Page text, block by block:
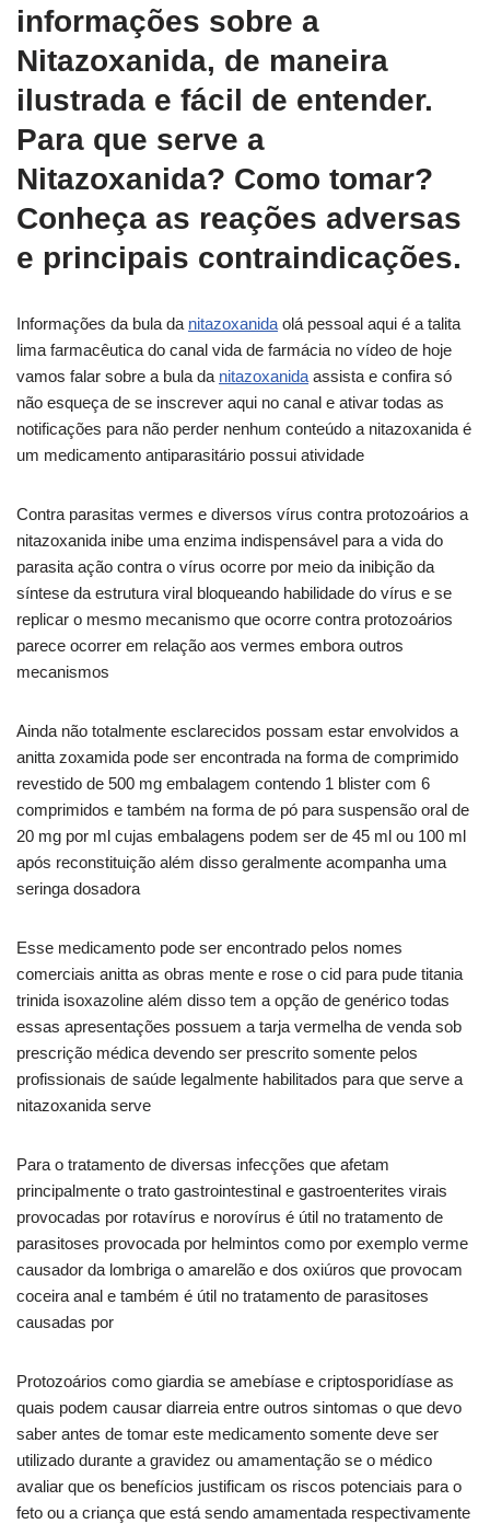
informações sobre a
Nitazoxanida, de maneira
ilustrada e fácil de entender.
Para que serve a
Nitazoxanida? Como tomar?
Conheça as reações adversas
e principais contraindicações.
Informações da bula da nitazoxanida olá pessoal aqui é a talita
lima farmacêutica do canal vida de farmácia no vídeo de hoje
vamos falar sobre a bula da nitazoxanida assista e confira só
não esqueça de se inscrever aqui no canal e ativar todas as
notificações para não perder nenhum conteúdo a nitazoxanida é
um medicamento antiparasitário possui atividade
Contra parasitas vermes e diversos vírus contra protozoários a
nitazoxanida inibe uma enzima indispensável para a vida do
parasita ação contra o vírus ocorre por meio da inibição da
síntese da estrutura viral bloqueando habilidade do vírus e se
replicar o mesmo mecanismo que ocorre contra protozoários
parece ocorrer em relação aos vermes embora outros
mecanismos
Ainda não totalmente esclarecidos possam estar envolvidos a
anitta zoxamida pode ser encontrada na forma de comprimido
revestido de 500 mg embalagem contendo 1 blister com 6
comprimidos e também na forma de pó para suspensão oral de
20 mg por ml cujas embalagens podem ser de 45 ml ou 100 ml
após reconstituição além disso geralmente acompanha uma
seringa dosadora
Esse medicamento pode ser encontrado pelos nomes
comerciais anitta as obras mente e rose o cid para pude titania
trinida isoxazoline além disso tem a opção de genérico todas
essas apresentações possuem a tarja vermelha de venda sob
prescrição médica devendo ser prescrito somente pelos
profissionais de saúde legalmente habilitados para que serve a
nitazoxanida serve
Para o tratamento de diversas infecções que afetam
principalmente o trato gastrointestinal e gastroenterites virais
provocadas por rotavírus e norovírus é útil no tratamento de
parasitoses provocada por helmintos como por exemplo verme
causador da lombriga o amarelão e dos oxiúros que provocam
coceira anal e também é útil no tratamento de parasitoses
causadas por
Protozoários como giardia se amebíase e criptosporidíase as
quais podem causar diarreia entre outros sintomas o que devo
saber antes de tomar este medicamento somente deve ser
utilizado durante a gravidez ou amamentação se o médico
avaliar que os benefícios justificam os riscos potenciais para o
feto ou a criança que está sendo amamentada respectivamente